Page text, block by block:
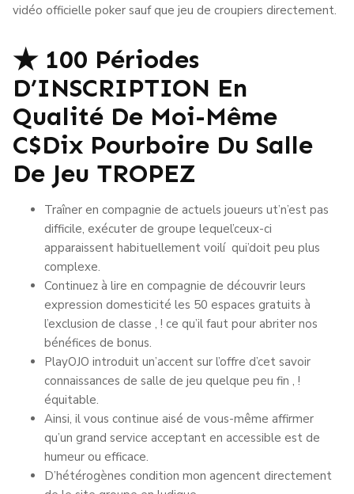
vidéo officielle poker sauf que jeu de croupiers directement.
★ 100 Périodes
D’INSCRIPTION En
Qualité De Moi-Même
C$dix Pourboire Du Salle
De Jeu TROPEZ
Traîner en compagnie de actuels joueurs ut’n’est pas
difficile, exécuter de groupe lequel’ceux-ci
apparaissent habituellement voilí qui’doit peu plus
complexe.
Continuez à lire en compagnie de découvrir leurs
expression domesticité les 50 espaces gratuits à
l’exclusion de classe , ! ce qu’il faut pour abriter nos
bénéfices de bonus.
PlayOJO introduit un’accent sur l’offre d’cet savoir
connaissances de salle de jeu quelque peu fin , !
équitable.
Ainsi, il vous continue aisé de vous-même affirmer
qu’un grand service acceptant en accessible est de
humeur ou efficace.
D’hétérogènes condition mon agencent directement